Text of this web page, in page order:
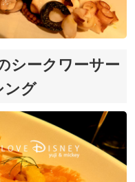
シークワーサー
ング